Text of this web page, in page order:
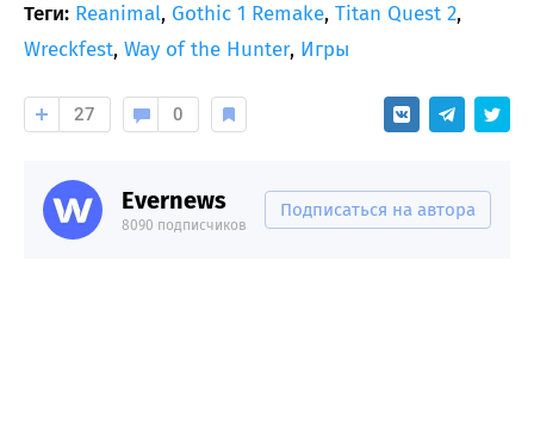
Теги: Reanimal, Gothic 1 Remake, Titan Quest 2,
Wreckfest, Way of the Hunter, Игры
27 0
Evernews
8090 подписчиков
Подписаться на автора